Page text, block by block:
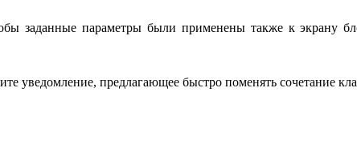
заданные параметры были применены также к экрану
уведомление, предлагающее быстро поменять сочетание